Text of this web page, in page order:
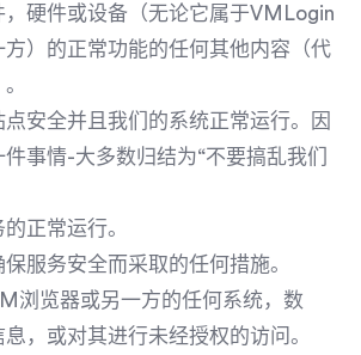
，硬件或设备（无论它属于VMLogin
）的正常功能的任何其他内容（代
安全并且我们的系统正常运行。因
事情-大多数归结为“不要搞乱我们
正常运行。
服务安全而采取的任何措施。
浏览器或另一方的任何系统，数
，或对其进行未经授权的访问。